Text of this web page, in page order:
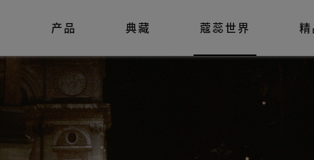
产品 典藏 蔻蕊世界 精